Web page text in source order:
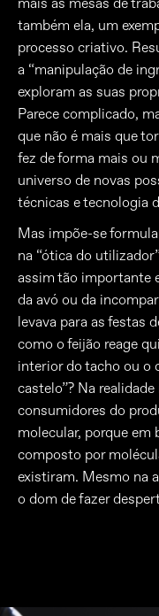
também ela, um
processo criativo.
a “manipulação de
exploram as suas
Parece complicado,
que não é mais que
fez de forma mais ou
universo de novas
técnicas e tecnologia
Mas impõe-se
na “ótica do
assim tão importante
da avó ou da
levava para as festas
como o feijão reage
interior do tacho ou o
castelo”? Na
consumidores do
molecular, porque em
composto por
existiram. Mesmo na
o dom de fazer